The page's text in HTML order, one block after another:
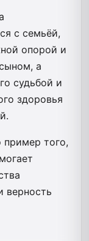
с семьёй,
опорой и
а
судьбой и
здоровья
пример того,
верность